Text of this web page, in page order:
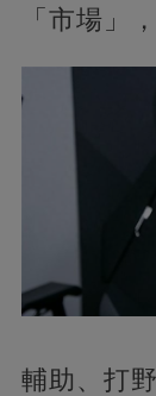
「市場」
輔助、打